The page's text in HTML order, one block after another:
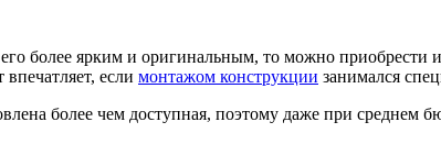
более ярким и оригинальным, то можно
если монтажом конструкции занимался
более чем доступная, поэтому даже при среднем